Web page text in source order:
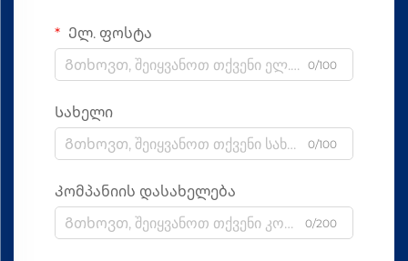
Ელ. ფოსტა
0/100
Სახელი
0/100
Კომპანიის დასახელება
0/200